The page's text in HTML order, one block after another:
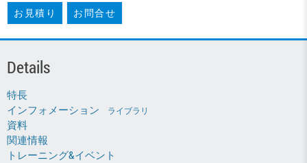
お見積り お問合せ
Details
特長
インフォメーション
ライブラリ
資料
関連情報
トレーニング&イベント